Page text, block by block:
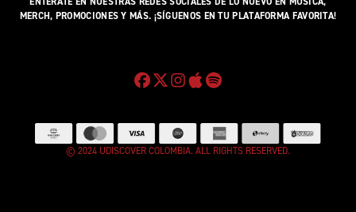
MERCH, PROMOCIONES Y MÁS. ¡SÍGUENOS EN TU PLATAFORMA FAVORITA!
© 2024 UDISCOVER COLOMBIA. ALL RIGHTS RESERVED.